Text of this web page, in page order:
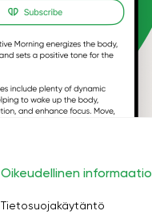
Oikeudellinen informaatio
Tietosuojakäytäntö